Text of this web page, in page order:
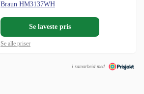
Braun HM3137WH
Se laveste pris
Se alle priser
i samarbeid med